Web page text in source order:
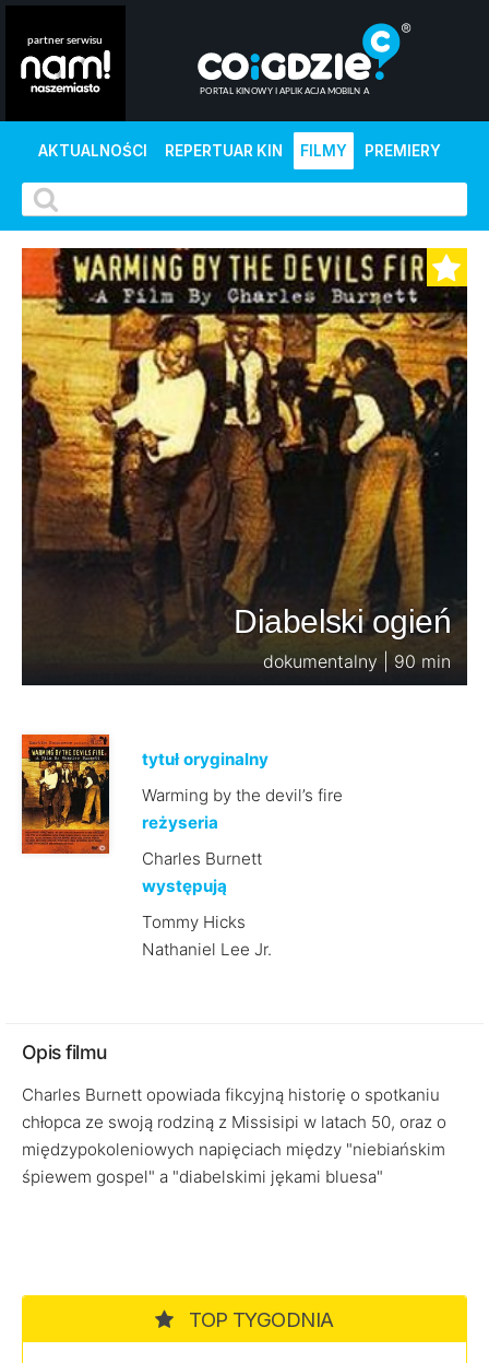
AKTUALNOŚCI REPERTUAR KIN FILMY PREMIERY
Diabelski ogień
dokumentalny | 90 min
tytuł oryginalny
Warming by the devil’s fire
reżyseria
Charles Burnett
występują
Tommy Hicks
Nathaniel Lee Jr.
Opis filmu
Charles Burnett opowiada fikcyjną historię o spotkaniu
chłopca ze swoją rodziną z Missisipi w latach 50, oraz o
międzypokoleniowych napięciach między "niebiańskim
śpiewem gospel" a "diabelskimi jękami bluesa"
TOP TYGODNIA